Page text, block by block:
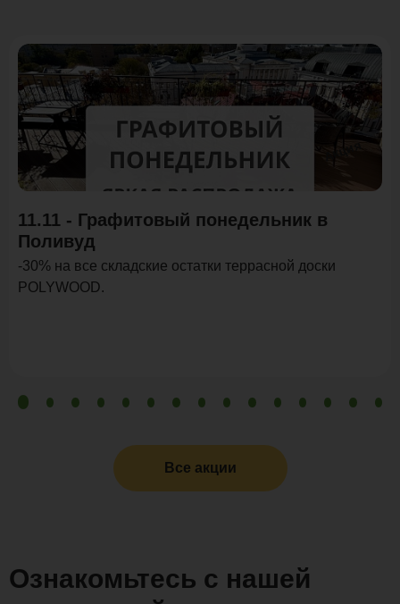
Акция
11.11 - Графитовый понедельник в
Поливуд
-30% на все складские остатки террасной доски
POLYWOOD.
Все акции
Ознакомьтесь с нашей